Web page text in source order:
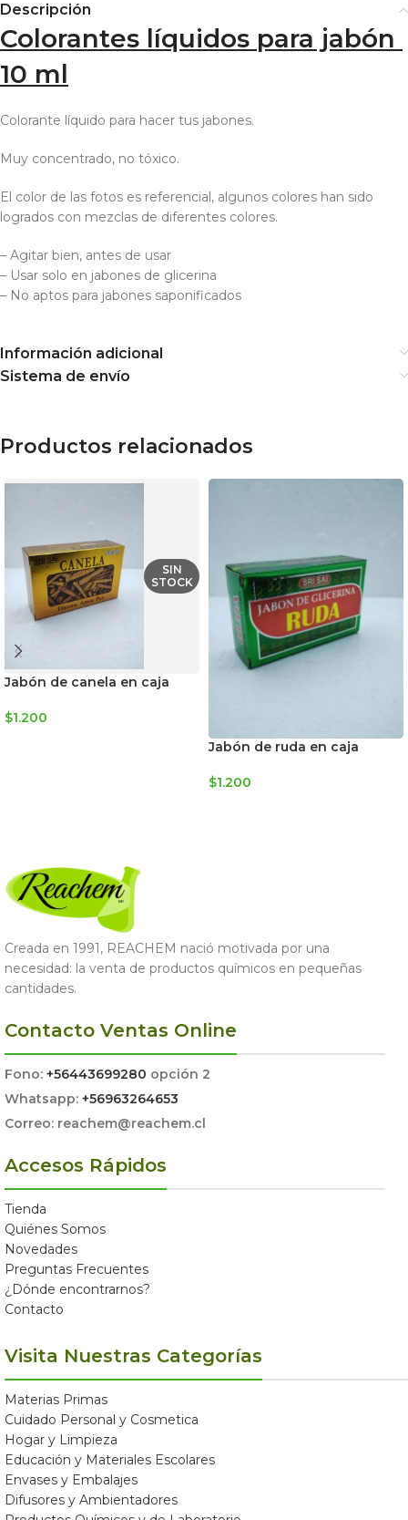
Descripción
Colorantes líquidos para jabón
10 ml
Colorante líquido para hacer tus jabones.
Muy concentrado, no tóxico.
El color de las fotos es referencial, algunos colores han sido
logrados con mezclas de diferentes colores.
– Agitar bien, antes de usar
– Usar solo en jabones de glicerina
– No aptos para jabones saponificados
Información adicional
Sistema de envío
Productos relacionados
SIN
STOCK
Jabón de canela en caja
$1.200
Jabón de ruda en caja
$1.200
Creada en 1991, REACHEM nació motivada por una
necesidad: la venta de productos químicos en pequeñas
cantidades.
Contacto Ventas Online
Fono: +56443699280 opción 2
Whatsapp: +56963264653
Correo: reachem@reachem.cl
Accesos Rápidos
Tienda
Quiénes Somos
Novedades
Preguntas Frecuentes
¿Dónde encontrarnos?
Contacto
Visita Nuestras Categorías
Materias Primas
Cuidado Personal y Cosmetica
Hogar y Limpieza
Educación y Materiales Escolares
Envases y Embalajes
Difusores y Ambientadores